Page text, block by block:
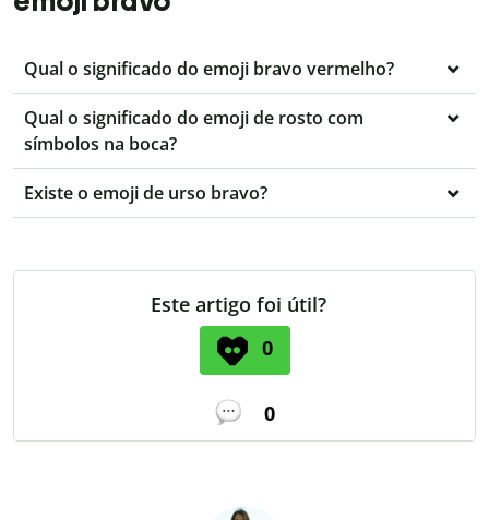
Qual o significado do emoji bravo vermelho?
Qual o significado do emoji de rosto com
símbolos na boca?
Existe o emoji de urso bravo?
Este artigo foi útil?
0
0